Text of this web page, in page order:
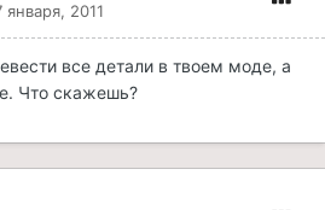
января, 2011
все детали в твоем моде, а
Что скажешь?